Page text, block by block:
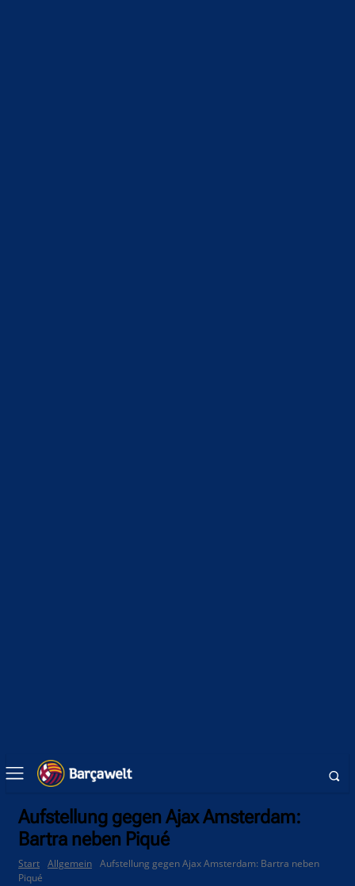
Aufstellung gegen Ajax Amsterdam:
Bartra neben Piqué
Start Allgemein Aufstellung gegen Ajax Amsterdam: Bartra neben
Piqué